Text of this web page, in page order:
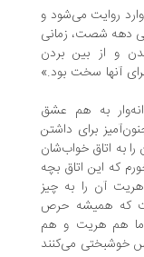
می‌شود و
شصت، زمانی
بین بردن
سخت بود.»
به هم عشق
برای داشتن
خواب‌شان
اتاق بچه
آن را به چیز
حرص
(صفحه 49) اما هم هریت و هم
می‌کنند